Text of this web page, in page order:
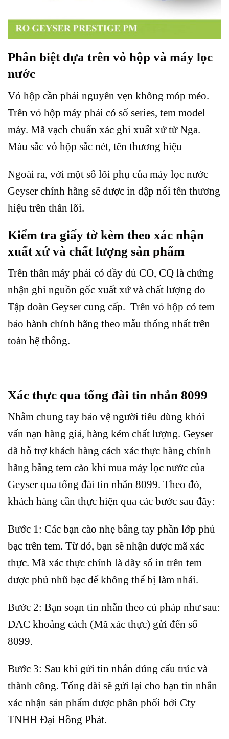
Phân biệt dựa trên vỏ hộp và máy lọc
nước
Vỏ hộp cần phải nguyên vẹn không móp méo.
Trên vỏ hộp máy phải có số series, tem model
máy. Mã vạch chuẩn xác ghi xuất xứ từ Nga.
Màu sắc vỏ hộp sắc nét, tên thương hiệu
Ngoài ra, với một số lõi phụ của máy lọc nước
Geyser chính hãng sẽ được in dập nổi tên thương
hiệu trên thân lõi.
Kiểm tra giấy tờ kèm theo xác nhận
xuất xứ và chất lượng sản phẩm
Trên thân máy phải có đầy đủ CO, CQ là chứng
nhận ghi nguồn gốc xuất xứ và chất lượng do
Tập đoàn Geyser cung cấp. Trên vỏ hộp có tem
bảo hành chính hãng theo mẫu thống nhất trên
toàn hệ thống.
Xác thực qua tổng đài tin nhắn 8099
Nhằm chung tay bảo vệ người tiêu dùng khỏi
vấn nạn hàng giả, hàng kém chất lượng. Geyser
đã hỗ trợ khách hàng cách xác thực hàng chính
hãng bằng tem cào khi mua máy lọc nước của
Geyser qua tổng đài tin nhắn 8099. Theo đó,
khách hàng cần thực hiện qua các bước sau đây:
Bước 1: Các bạn cào nhẹ bằng tay phần lớp phủ
bạc trên tem. Từ đó, bạn sẽ nhận được mã xác
thực. Mã xác thực chính là dãy số in trên tem
được phủ nhũ bạc để không thể bị làm nhái.
Bước 2: Bạn soạn tin nhắn theo cú pháp như sau:
DAC khoảng cách (Mã xác thực) gửi đến số
8099.
Bước 3: Sau khi gửi tin nhắn đúng cấu trúc và
thành công. Tổng đài sẽ gửi lại cho bạn tin nhắn
xác nhận sản phẩm được phân phối bởi Cty
TNHH Đại Hồng Phát.